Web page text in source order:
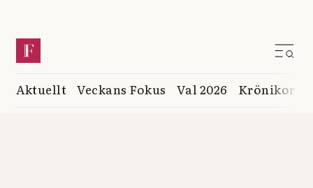
Aktuellt Veckans Fokus Val 2026 Krönikor